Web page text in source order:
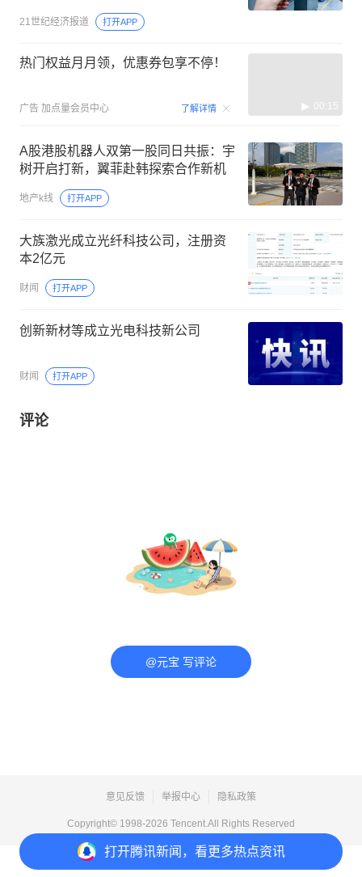
打开腾讯新闻，看更多热点资讯
21世纪经济报道 打开APP
热门权益月月领，优惠券包享不停！
广告 加点量会员中心 了解详情 00:15
A股港股机器人双第一股同日共振：宇
树开启打新，翼菲赴韩探索合作新机
地产k线 打开APP
大族激光成立光纤科技公司，注册资
本2亿元
财闻 打开APP
创新新材等成立光电科技新公司
财闻 打开APP
评论
@元宝 写评论
意见反馈 举报中心 隐私政策
Copyright© 1998-2026 Tencent.All Rights Reserved